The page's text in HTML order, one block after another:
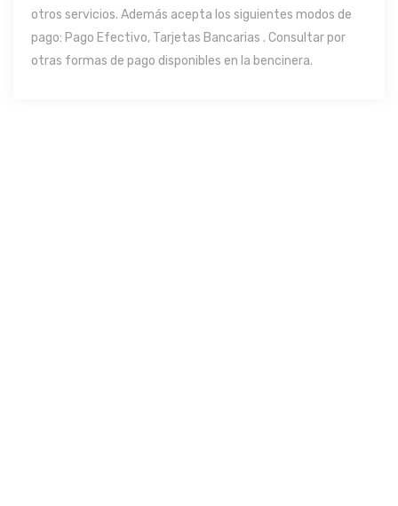
otros servicios. Además acepta los siguientes modos de
pago: Pago Efectivo, Tarjetas Bancarias . Consultar por
otras formas de pago disponibles en la bencinera.